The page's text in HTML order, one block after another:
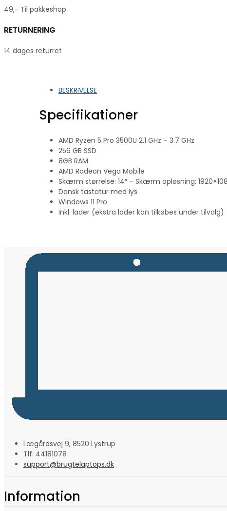
49,- Til pakkeshop.
RETURNERING
14 dages returret
BESKRIVELSE
Specifikationer
AMD Ryzen 5 Pro 3500U 2.1 GHz – 3.7 GHz
256 GB SSD
8GB RAM
AMD Radeon Vega Mobile
Skærm størrelse: 14″ – Skærm opløsning:
Dansk tastatur med lys
Windows 11 Pro
Inkl. lader (ekstra lader kan tilkøbes under tilvalg)
Lægårdsvej 9, 8520 Lystrup
Tlf: 44181078
support@brugtelaptops.dk
Information